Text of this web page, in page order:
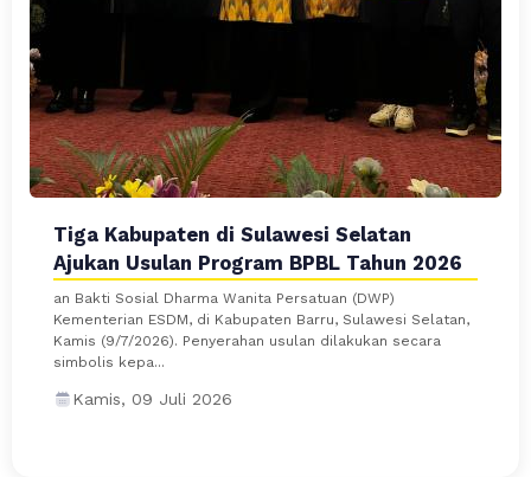
Tiga Kabupaten di Sulawesi Selatan
Ajukan Usulan Program BPBL Tahun 2026
an Bakti Sosial Dharma Wanita Persatuan (DWP)
Kementerian ESDM, di Kabupaten Barru, Sulawesi Selatan,
Kamis (9/7/2026). Penyerahan usulan dilakukan secara
simbolis kepa...
Kamis, 09 Juli 2026